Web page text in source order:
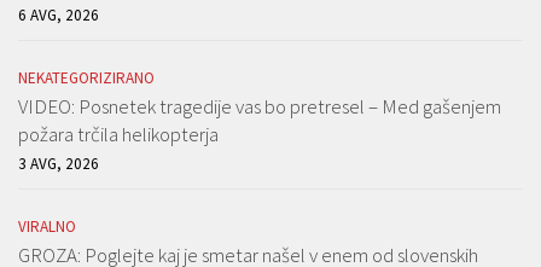
6 AVG, 2026
NEKATEGORIZIRANO
VIDEO: Posnetek tragedije vas bo pretresel – Med gašenjem
požara trčila helikopterja
3 AVG, 2026
VIRALNO
GROZA: Poglejte kaj je smetar našel v enem od slovenskih